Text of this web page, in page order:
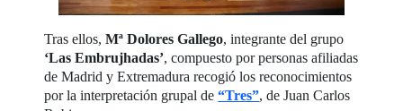
Tras ellos,Mª Dolores Gallego, integrante del grupo
‘Las Embrujhadas’, compuesto por personas afiliadas
de Madrid y Extremadura recogió los reconocimientos
por la interpretación grupal de“Tres”, de Juan Carlos